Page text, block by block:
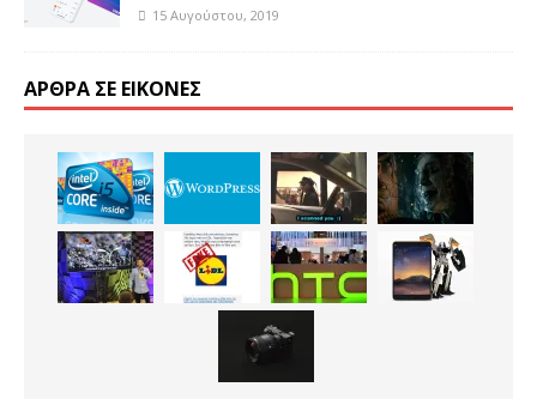
15 Αυγούστου, 2019
ΆΡΘΡΑ ΣΕ ΕΙΚΌΝΕΣ